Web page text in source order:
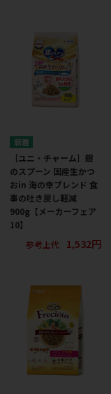
［ユニ・チャーム］銀
のスプーン 国産生かつ
おin 海の幸ブレンド 食
事の吐き戻し軽減
900g【メーカーフェア
10】
参考上代
1,532円